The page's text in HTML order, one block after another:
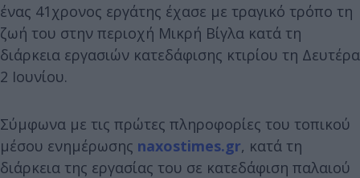
ένας 41χρονος εργάτης έχασε με τραγικό τρόπο τη
ζωή του στην περιοχή Μικρή Βίγλα κατά τη
διάρκεια εργασιών κατεδάφισης κτιρίου τη Δευτέρα
2 Ιουνίου.
Σύμφωνα με τις πρώτες πληροφορίες του τοπικού
μέσου ενημέρωσης naxostimes.gr, κατά τη
διάρκεια της εργασίας του σε κατεδάφιση παλαιού